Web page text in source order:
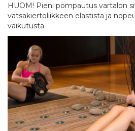
HUOM! Pieni pompautus vartalon
vatsakiertoliikkeen elastista ja
vaikutusta